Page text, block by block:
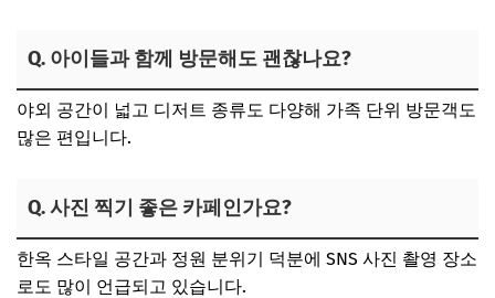
Q. 아이들과 함께 방문해도 괜찮나요?
야외 공간이 넓고 디저트 종류도 다양해 가족 단위 방문객도
많은 편입니다.
Q. 사진 찍기 좋은 카페인가요?
한옥 스타일 공간과 정원 분위기 덕분에 SNS 사진 촬영 장소
로도 많이 언급되고 있습니다.